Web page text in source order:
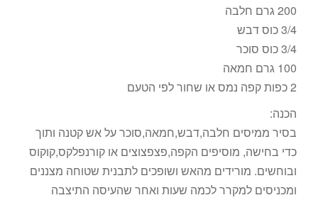
200 גרם חלבה
3/4 כוס דבש
3/4 כוס סוכר
100 גרם חמאה
2 כפות קפה נמס או שחור לפי הטעם
הכנה:
בסיר ממיסים חלבה,דבש,חמאה,סוכר על אש קטנה ותוך
כדי בחישה, מוסיפים הקפה,פצפצוצים או קורנפלקס,קוקוס
ובוחשים. מורידים מהאש ושופכים לתבנית שטוחה מצננים
ומכניסים למקרר לכמה שעות ואחר שהעיסה התיצבה